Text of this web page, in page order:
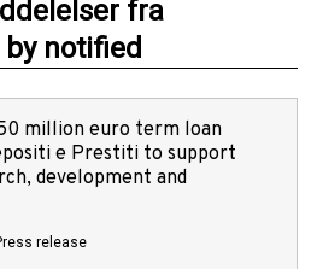
fra
notified
million euro term loan
e Prestiti to support
development and
release